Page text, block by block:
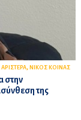
ΑΡΙΣΤΕΡΑ, ΝΙΚΟΣ ΚΟΙΝΑΣ
στην
της